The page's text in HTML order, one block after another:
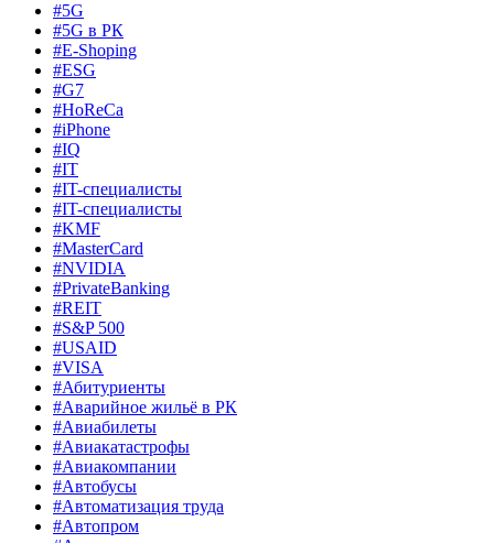
#5G
#5G в РК
#E-Shoping
#ESG
#G7
#HoReCa
#iPhone
#IQ
#IT
#IT-специалисты
#IT-специалисты
#KMF
#MasterCard
#NVIDIA
#PrivateBanking
#REIT
#S&P 500
#USAID
#VISA
#Абитуриенты
#Аварийное жильё в РК
#Авиабилеты
#Авиакатастрофы
#Авиакомпании
#Автобусы
#Автоматизация труда
#Автопром